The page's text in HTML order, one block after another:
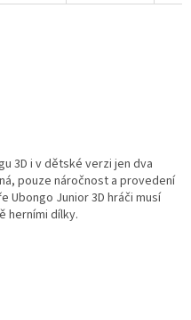
3D i v dětské verzi jen dva
pouze náročnost a provedení
Ubongo Junior 3D hráči musí
herními dílky.